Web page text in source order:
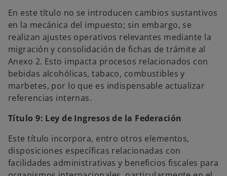
En este título no se introducen cambios sustantivos
en la mecánica del impuesto; sin embargo, se
realizan ajustes operativos relevantes mediante la
migración y consolidación de fichas de trámite al
Anexo 2. Esto impacta procesos relacionados con
bebidas alcohólicas, tabaco, combustibles y
marbetes, por lo que es indispensable actualizar
referencias internas.
Título 9: Ley de Ingresos de la Federación
Este título incorpora, entro otros elementos,
disposiciones específicas relacionadas con
facilidades administrativas y beneficios fiscales para